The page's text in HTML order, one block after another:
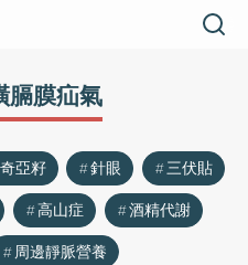
膜疝氣
奇亞籽 針眼
三伏貼
高山症
酒精代謝
周邊靜脈營養